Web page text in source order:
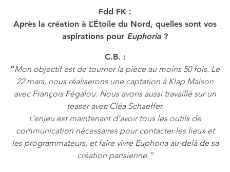
Fdd FK :
Après la création à L’Étoile du Nord, quelles sont vos
aspirations pour Euphoria ?
C.B. :
“Mon objectif est de tourner la pièce au moins 50 fois. Le
22 mars, nous réaliserons une captation à Klap Maison
avec François Fégalou. Nous avons aussi travaillé sur un
teaser avec Cléa Schaeffer.
L’enjeu est maintenant d’avoir tous les outils de
communication nécessaires pour contacter les lieux et
les programmateurs, et faire vivre Euphoria au-delà de sa
création parisienne.”